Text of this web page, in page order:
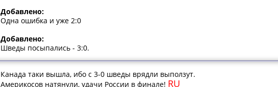
Добавлено:
Одна ошибка и уже 2:0
Добавлено:
Шведы посыпались - 3:0.
Канада таки вышла, ибо с 3-0 шведы врядли выползут.
Америкосов натянули, удачи России в финале! RU